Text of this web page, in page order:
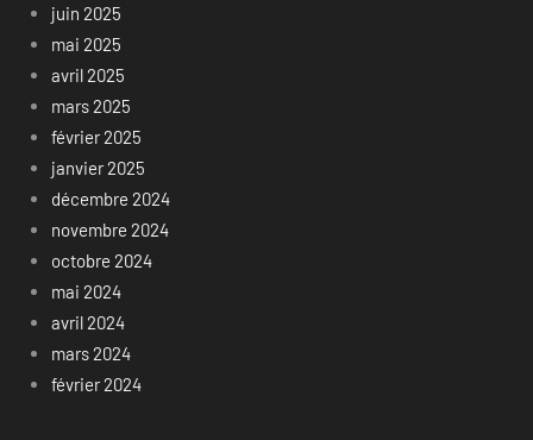
juin 2025
mai 2025
avril 2025
mars 2025
février 2025
janvier 2025
décembre 2024
novembre 2024
octobre 2024
mai 2024
avril 2024
mars 2024
février 2024